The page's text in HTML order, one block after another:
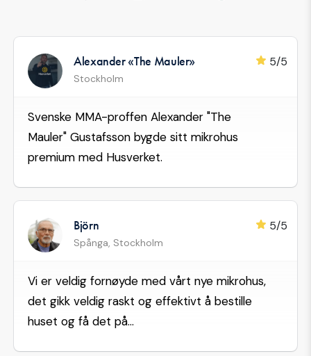
Alexander «The Mauler»
Stockholm
5/5
Svenske MMA-proffen Alexander "The
Mauler" Gustafsson bygde sitt mikrohus
premium med Husverket.
Björn
Spånga, Stockholm
5/5
Vi er veldig fornøyde med vårt nye mikrohus,
det gikk veldig raskt og effektivt å bestille
huset og få det på...